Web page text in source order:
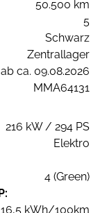
50.500 km
5
Schwarz
Zentrallager
ab ca. 09.08.2026
MMA64131
216 kW / 294 PS
Elektro
4 (Green)
16,5 kWh/100km